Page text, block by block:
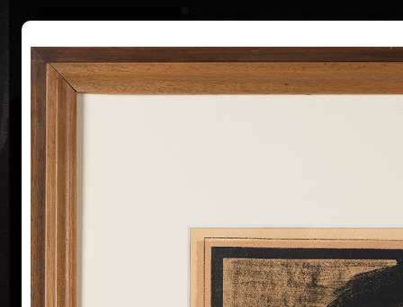
Home |
Životopis